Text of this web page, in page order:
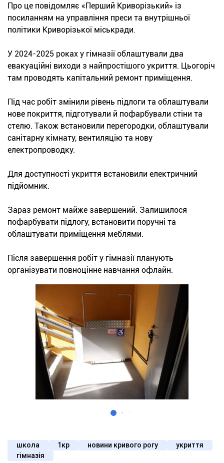
Про це повідомляє «Перший Криворізький» із
посиланням на управління преси та внутрішньої
політики Криворізької міськради.
У 2024-2025 роках у гімназії облаштували два
евакуаційні виходи з найпростішого укриття. Цьогоріч
там проводять капітальний ремонт приміщення.
Під час робіт змінили рівень підлоги та облаштували
нове покриття, підготували й пофарбували стіни та
стелю. Також встановили перегородки, облаштували
санітарну кімнату, вентиляцію та нову
електропроводку.
Для доступності укриття встановили електричний
підйомник.
Зараз ремонт майже завершений. Залишилося
пофарбувати підлогу, встановити поручні та
облаштувати приміщення меблями.
Після завершення робіт у гімназії планують
організувати повноцінне навчання офлайн.
школа 1кр новини кривого рогу
укриття
гімназія